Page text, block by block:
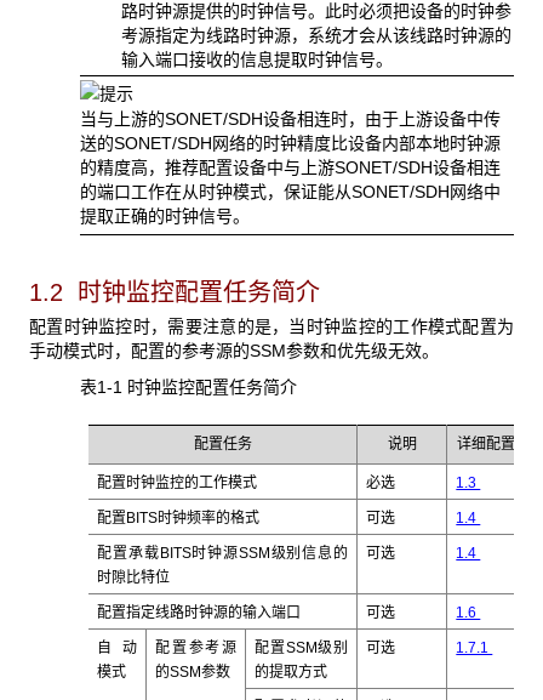
路时钟源提供的时钟信号。此时必须把设备的时钟参
考源指定为线路时钟源，系统才会从该线路时钟源的
输入端口接收的信息提取时钟信号。
当与上游的SONET/SDH设备相连时，由于上游设备中传
送的SONET/SDH网络的时钟精度比设备内部本地时钟源
的精度高，推荐配置设备中与上游SONET/SDH设备相连
的端口工作在从时钟模式，保证能从SONET/SDH网络中
提取正确的时钟信号。
1.2 时钟监控配置任务简介
配置时钟监控时，需要注意的是，当时钟监控的工作模式配置为
手动模式时，配置的参考源的SSM参数和优先级无效。
表1-1 时钟监控配置任务简介
配置任务 说明 详细配置
配置时钟监控的工作模式 必选 1.3
配置BITS时钟频率的格式 可选 1.4
配置承载BITS时钟源SSM级别信息的
时隙比特位
可选 1.4
配置指定线路时钟源的输入端口 可选 1.6
自动
模式
配置参考源
的SSM参数
配置SSM级别
的提取方式
可选 1.7.1